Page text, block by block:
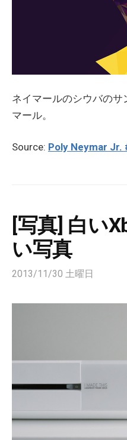
ネイマールのシウバのサ
マール。
Source: Poly Neymar Jr.
[写真] 白い
い写真
2013/11/30 土曜日